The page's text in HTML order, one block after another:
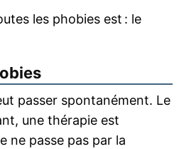
les phobies est : le
passer spontanément. Le
une thérapie est
ne passe pas par la